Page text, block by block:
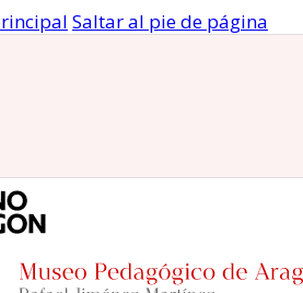
Saltar al pie de página